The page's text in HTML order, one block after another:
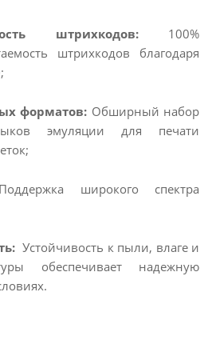
штрихкодов: 100%
штрихкодов благодаря
форматов: Обширный набор
эмуляции для печати
широкого спектра
Устойчивость к пыли, влаге и
обеспечивает надежную